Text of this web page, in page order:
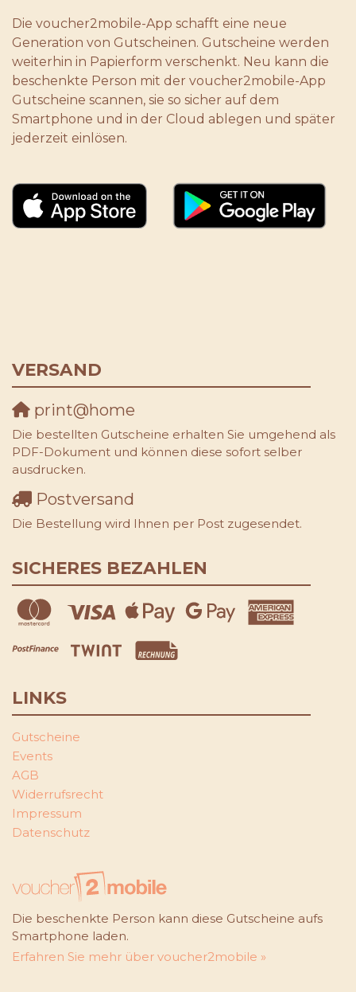
Die voucher2mobile-App schafft eine neue
Generation von Gutscheinen. Gutscheine werden
weiterhin in Papierform verschenkt. Neu kann die
beschenkte Person mit der voucher2mobile-App
Gutscheine scannen, sie so sicher auf dem
Smartphone und in der Cloud ablegen und später
jederzeit einlösen.
VERSAND
print@home
Die bestellten Gutscheine erhalten Sie umgehend als
PDF-Dokument und können diese sofort selber
ausdrucken.
Postversand
Die Bestellung wird Ihnen per Post zugesendet.
SICHERES BEZAHLEN
LINKS
Gutscheine
Events
AGB
Widerrufsrecht
Impressum
Datenschutz
Die beschenkte Person kann diese Gutscheine aufs
Smartphone laden.
Erfahren Sie mehr über voucher2mobile »